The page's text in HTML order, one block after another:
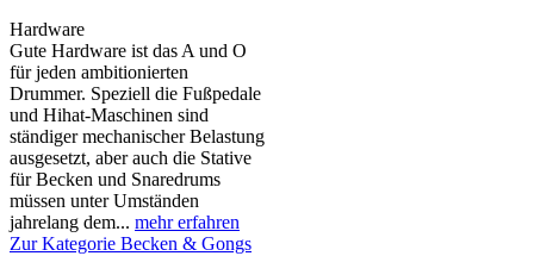
Hardware
Gute Hardware ist das A und O
für jeden ambitionierten
Drummer. Speziell die Fußpedale
und Hihat-Maschinen sind
ständiger mechanischer Belastung
ausgesetzt, aber auch die Stative
für Becken und Snaredrums
müssen unter Umständen
jahrelang dem... mehr erfahren
Zur Kategorie Becken & Gongs